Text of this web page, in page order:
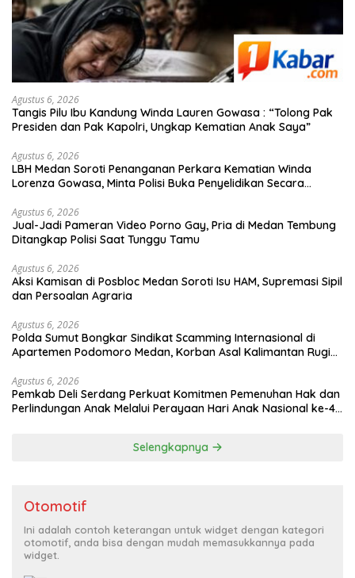
Agustus 6, 2026
Tangis Pilu Ibu Kandung Winda Lauren Gowasa : “Tolong Pak
Presiden dan Pak Kapolri, Ungkap Kematian Anak Saya”
Agustus 6, 2026
‎LBH Medan Soroti Penanganan Perkara Kematian Winda
Lorenza Gowasa, Minta Polisi Buka Penyelidikan Secara
Agustus 6, 2026
Jual-Jadi Pameran Video Porno Gay, Pria di Medan Tembung
Ditangkap Polisi Saat Tunggu Tamu
Agustus 6, 2026
Aksi Kamisan di Posbloc Medan Soroti Isu HAM, Supremasi Sipil
dan Persoalan Agraria
Agustus 6, 2026
Polda Sumut Bongkar Sindikat Scamming Internasional di
Apartemen Podomoro Medan, Korban Asal Kalimantan Rugi
Agustus 6, 2026
Pemkab Deli Serdang Perkuat Komitmen Pemenuhan Hak dan
Perlindungan Anak Melalui Perayaan Hari Anak Nasional ke-42
Selengkapnya
Otomotif
Ini adalah contoh keterangan untuk widget dengan kategori
otomotif, anda bisa dengan mudah memasukkannya pada
widget.